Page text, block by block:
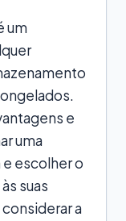
um
e
uma
escolher o
suas
a